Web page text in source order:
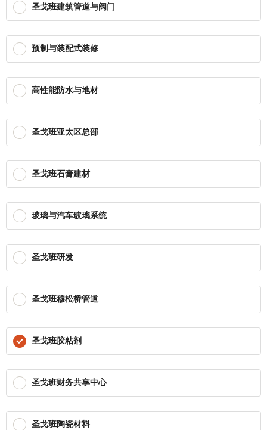
圣戈班建筑管道与阀门
预制与装配式装修
高性能防水与地材
圣戈班亚太区总部
圣戈班石膏建材
玻璃与汽车玻璃系统
圣戈班研发
圣戈班穆松桥管道
圣戈班胶粘剂
圣戈班财务共享中心
圣戈班陶瓷材料